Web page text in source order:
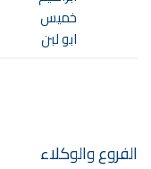
خميس
ابو لبن
الفروع والوكلاء